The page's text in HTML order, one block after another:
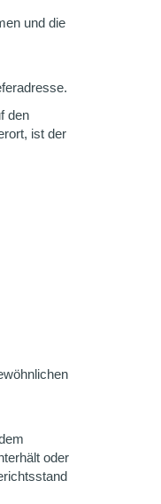
und die
den
ist der
oder